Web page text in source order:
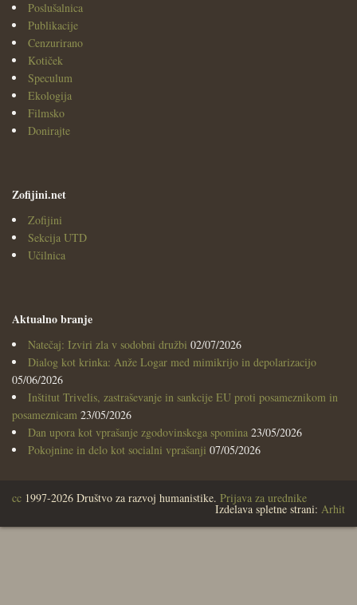
Poslušalnica
Publikacije
Cenzurirano
Kotiček
Speculum
Ekologija
Filmsko
Donirajte
Zofijini.net
Zofijini
Sekcija UTD
Učilnica
Aktualno branje
Natečaj: Izviri zla v sodobni družbi 02/07/2026
Dialog kot krinka: Anže Logar med mimikrijo in depolarizacijo
05/06/2026
Inštitut Trivelis, zastraševanje in sankcije EU proti posameznikom in
posameznicam 23/05/2026
Dan upora kot vprašanje zgodovinskega spomina 23/05/2026
Pokojnine in delo kot socialni vprašanji 07/05/2026
cc 1997-2026 Društvo za razvoj humanistike. Prijava za urednike
Izdelava spletne strani: Arhit